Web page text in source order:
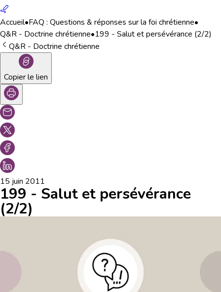
Accueil•FAQ : Questions & réponses sur la foi chrétienne•
Q&R - Doctrine chrétienne•199 - Salut et persévérance (2/2)
Q&R - Doctrine chrétienne
Copier le lien
15 juin 2011
199 - Salut et persévérance
(2/2)